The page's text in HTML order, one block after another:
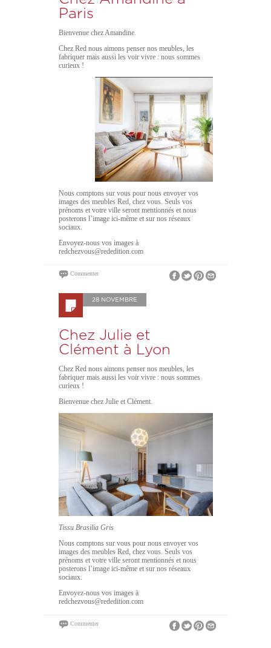
Paris
Bienvenue chez Amandine.
Chez Red nous aimons penser nos meubles, les
fabriquer mais aussi les voir vivre : nous sommes
curieux !
Nous comptons sur vous pour nous envoyer vos
images des meubles Red, chez vous. Seuls vos
prénoms et votre ville seront mentionnés et nous
posterons l’image ici-même et sur nos réseaux
sociaux.
Envoyez-nous vos images à
redchezvous@rededition.com
Commenter
28 NOVEMBRE
Chez Julie et
Clément à Lyon
Chez Red nous aimons penser nos meubles, les
fabriquer mais aussi les voir vivre : nous sommes
curieux !
Bienvenue chez Julie et Clément.
Tissu Brasilia Gris
Nous comptons sur vous pour nous envoyer vos
images des meubles Red, chez vous. Seuls vos
prénoms et votre ville seront mentionnés et nous
posterons l’image ici-même et sur nos réseaux
sociaux.
Envoyez-nous vos images à
redchezvous@rededition.com
Commenter